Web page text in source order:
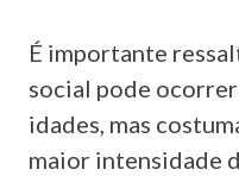
É importante
social pode ocorrer
idades, mas
maior intensidade